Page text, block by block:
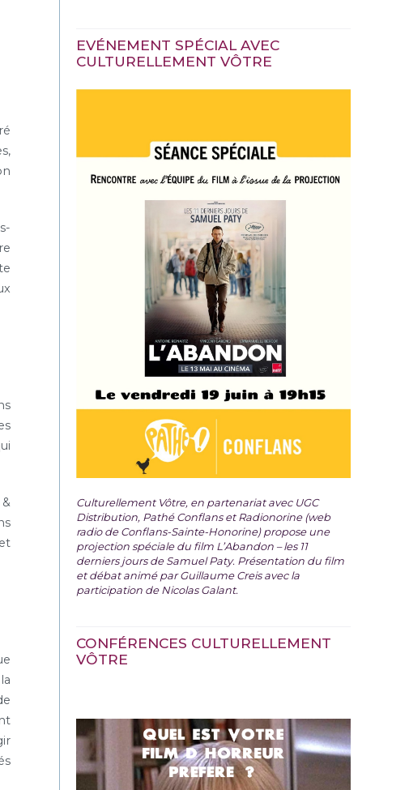
EVÉNEMENT SPÉCIAL AVEC
CULTURELLEMENT VÔTRE
Culturellement Vôtre, en partenariat avec UGC
Distribution, Pathé Conflans et Radionorine (web
radio de Conflans-Sainte-Honorine) propose une
projection spéciale du film L’Abandon – les 11
derniers jours de Samuel Paty. Présentation du film
et débat animé par Guillaume Creis avec la
participation de Nicolas Galant.
CONFÉRENCES CULTURELLEMENT
VÔTRE